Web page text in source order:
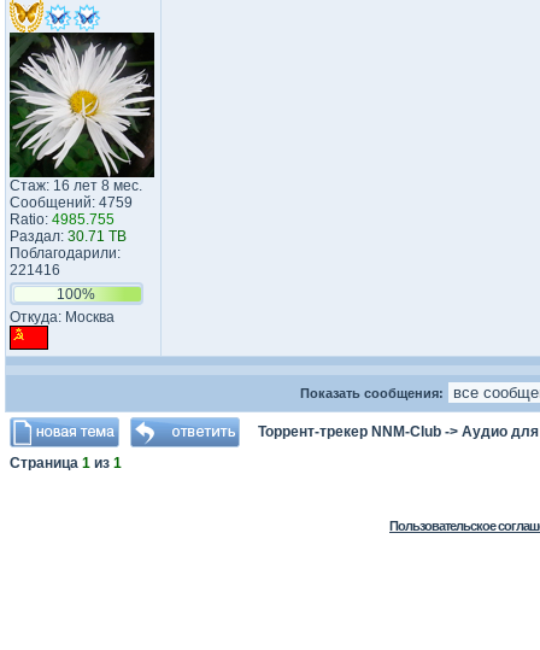
Стаж: 16 лет 8 мес.
Сообщений: 4759
Ratio: 4985.755
Раздал: 30.71 TB
Поблагодарили:
221416
100%
Откуда: Москва
Показать сообщения:
Торрент-трекер NNM-Club -> Аудио для
Страница 1 из 1
Пользовательское